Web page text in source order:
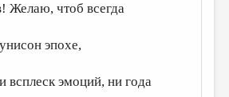
Желаю, чтоб всегда
эпохе,
всплеск эмоций, ни года